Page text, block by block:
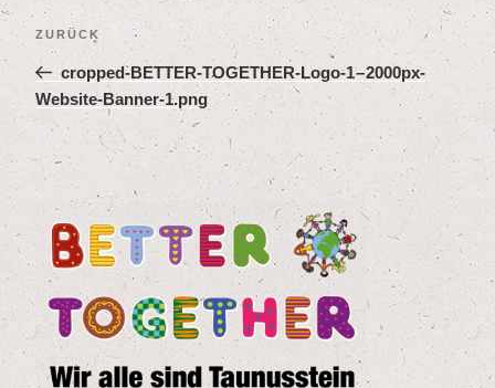
Beitragsnavigation
Vorheriger
Beitrag
ZURÜCK
crop­ped-BET­TER-TOG­E­THER-Logo‑1–2000px-
Website-Banner‑1.png